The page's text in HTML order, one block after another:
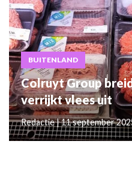
BUITENLAND
Colruyt Group
verrijkt vlees uit
Redactie | 11 september